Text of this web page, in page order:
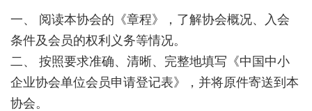
一、 阅读本协会的《章程》，了解协会概况、入会
条件及会员的权利义务等情况。
二、 按照要求准确、清晰、完整地填写《中国中小
企业协会单位会员申请登记表》，并将原件寄送到本
协会。